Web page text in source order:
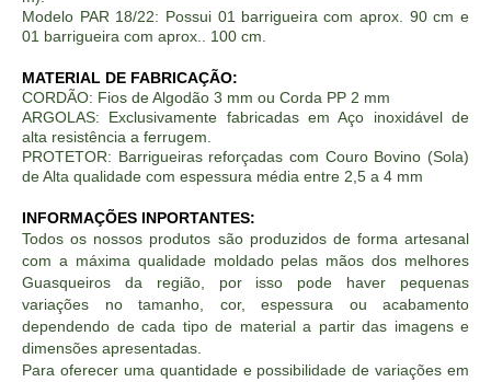
Modelo PAR 18/22: Possui 01 barrigueira com aprox. 90 cm e
01 barrigueira com aprox.. 100 cm.
MATERIAL DE FABRICAÇÃO:
CORDÃO: Fios de Algodão 3 mm ou Corda PP 2 mm
ARGOLAS: Exclusivamente fabricadas em Aço inoxidável de
alta resistência a ferrugem.
PROTETOR: Barrigueiras reforçadas com Couro Bovino (Sola)
de Alta qualidade com espessura média entre 2,5 a 4 mm
INFORMAÇÕES INPORTANTES:
Todos os nossos produtos são produzidos de forma artesanal
com a máxima qualidade moldado pelas mãos dos melhores
Guasqueiros da região, por isso pode haver pequenas
variações no tamanho, cor, espessura ou acabamento
dependendo de cada tipo de material a partir das imagens e
dimensões apresentadas.
Para oferecer uma quantidade e possibilidade de variações em